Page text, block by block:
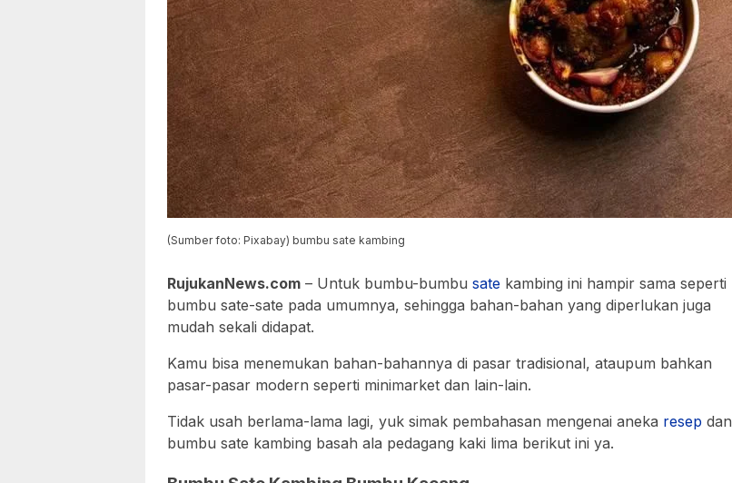
(Sumber foto: Pixabay) bumbu sate kambing
RujukanNews.com – Untuk bumbu-bumbu sate kambing ini hampir sama seperti
bumbu sate-sate pada umumnya, sehingga bahan-bahan yang diperlukan juga
mudah sekali didapat.
Kamu bisa menemukan bahan-bahannya di pasar tradisional, ataupum bahkan
pasar-pasar modern seperti minimarket dan lain-lain.
Tidak usah berlama-lama lagi, yuk simak pembahasan mengenai aneka resep dan
bumbu sate kambing basah ala pedagang kaki lima berikut ini ya.